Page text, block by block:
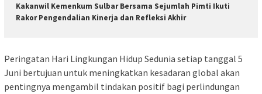
Kakanwil Kemenkum Sulbar Bersama Sejumlah Pimti Ikuti
Rakor Pengendalian Kinerja dan Refleksi Akhir
Peringatan Hari Lingkungan Hidup Sedunia setiap tanggal 5
Juni bertujuan untuk meningkatkan kesadaran global akan
pentingnya mengambil tindakan positif bagi perlindungan